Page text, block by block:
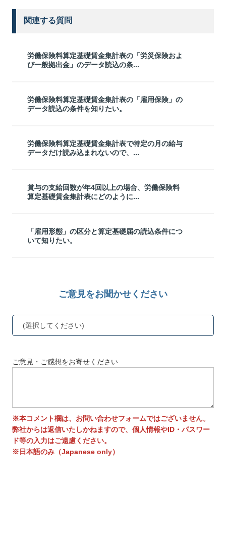
関連する質問
労働保険料算定基礎賃金集計表の「労災保険およ
び一般拠出金」のデータ読込の条...
労働保険料算定基礎賃金集計表の「雇用保険」の
データ読込の条件を知りたい。
労働保険料算定基礎賃金集計表で特定の月の給与
データだけ読み込まれないので、...
賞与の支給回数が年4回以上の場合、労働保険料
算定基礎賃金集計表にどのように...
「雇用形態」の区分と算定基礎届の読込条件につ
いて知りたい。
ご意見をお聞かせください
(選択してください)
ご意見・ご感想をお寄せください
※本コメント欄は、お問い合わせフォームではございません。
弊社からは返信いたしかねますので、個人情報やID・パスワー
ド等の入力はご遠慮ください。
※日本語のみ（Japanese only）